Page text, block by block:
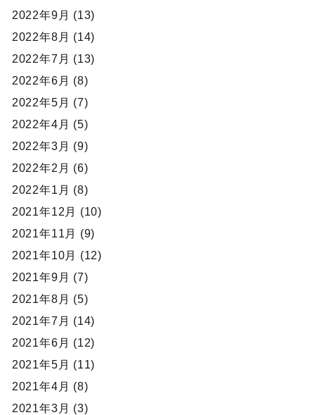
2022年9月 (13)
2022年8月 (14)
2022年7月 (13)
2022年6月 (8)
2022年5月 (7)
2022年4月 (5)
2022年3月 (9)
2022年2月 (6)
2022年1月 (8)
2021年12月 (10)
2021年11月 (9)
2021年10月 (12)
2021年9月 (7)
2021年8月 (5)
2021年7月 (14)
2021年6月 (12)
2021年5月 (11)
2021年4月 (8)
2021年3月 (3)